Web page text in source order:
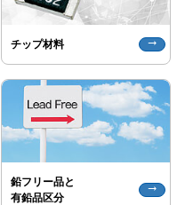
trending_flat
trending_flat
trending_flat
trending_flat
trending_flat
チップ材料 trending_flat
鉛フリー品と
有鉛品区分
trending_flat